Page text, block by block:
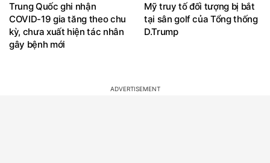
Trung Quốc ghi nhận
COVID-19 gia tăng theo chu
kỳ, chưa xuất hiện tác nhân
gây bệnh mới
Mỹ truy tố đối tượng bị bắt
tại sân golf của Tổng thống
D.Trump